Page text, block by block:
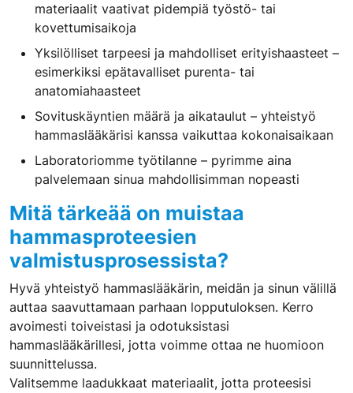
materiaalit vaativat pidempiä työstö- tai
kovettumisaikoja
Yksilölliset tarpeesi ja mahdolliset erityishaasteet –
esimerkiksi epätavalliset purenta- tai
anatomiahaasteet
Sovituskäyntien määrä ja aikataulut – yhteistyö
hammaslääkärisi kanssa vaikuttaa kokonaisaikaan
Laboratoriomme työtilanne – pyrimme aina
palvelemaan sinua mahdollisimman nopeasti
Mitä tärkeää on muistaa
hammasproteesien
valmistusprosessista?
Hyvä yhteistyö hammaslääkärin, meidän ja sinun välillä
auttaa saavuttamaan parhaan lopputuloksen. Kerro
avoimesti toiveistasi ja odotuksistasi
hammaslääkärillesi, jotta voimme ottaa ne huomioon
suunnittelussa.
Valitsemme laadukkaat materiaalit, jotta proteesisi